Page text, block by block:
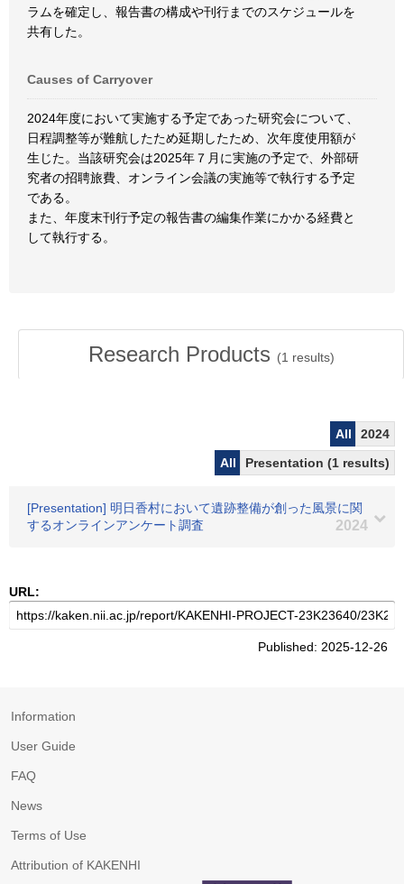
ラムを確定し、報告書の構成や刊行までのスケジュールを
共有した。
Causes of Carryover
2024年度において実施する予定であった研究会について、
日程調整等が難航したため延期したため、次年度使用額が
生じた。当該研究会は2025年７月に実施の予定で、外部研
究者の招聘旅費、オンライン会議の実施等で執行する予定
である。
また、年度末刊行予定の報告書の編集作業にかかる経費と
して執行する。
Research Products (1 results)
All
2024
All
Presentation (1 results)
[Presentation] 明日香村において遺跡整備が創った風景に関
するオンラインアンケート調査
2024
URL:
Published: 2025-12-26
Information
User Guide
FAQ
News
Terms of Use
Attribution of KAKENHI